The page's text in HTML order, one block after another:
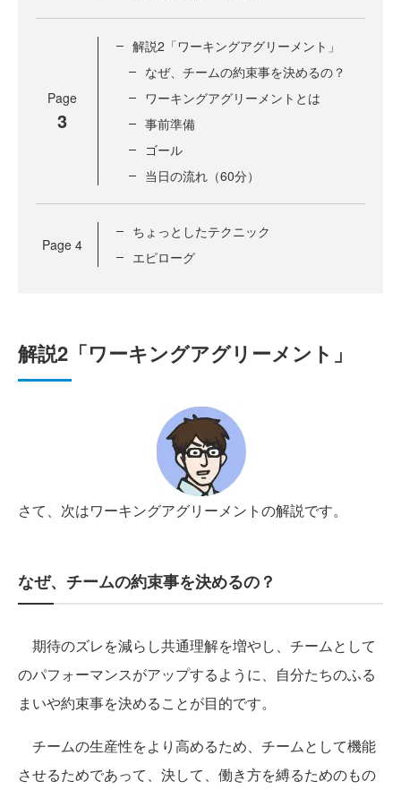
Page
3
解説2「ワーキングアグリーメント」
なぜ、チームの約束事を決めるの？
ワーキングアグリーメントとは
事前準備
ゴール
当日の流れ（60分）
Page 4
ちょっとしたテクニック
エピローグ
解説2「ワーキングアグリーメント」
さて、次はワーキングアグリーメントの解説です。
なぜ、チームの約束事を決めるの？
期待のズレを減らし共通理解を増やし、チームとして
のパフォーマンスがアップするように、自分たちのふる
まいや約束事を決めることが目的です。
チームの生産性をより高めるため、チームとして機能
させるためであって、決して、働き方を縛るためのもの